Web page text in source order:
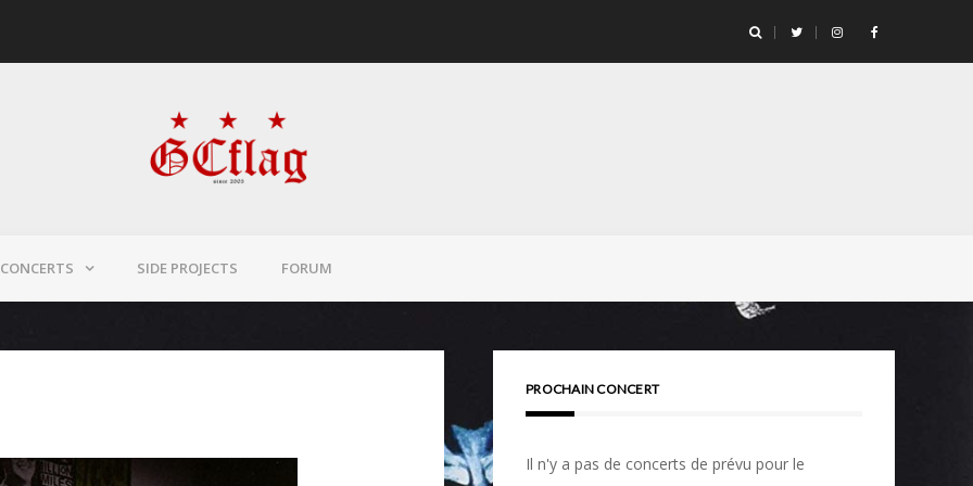
CONCERTS SIDE PROJECTS FORUM
PROCHAIN CONCERT
Il n'y a pas de concerts de prévu pour le